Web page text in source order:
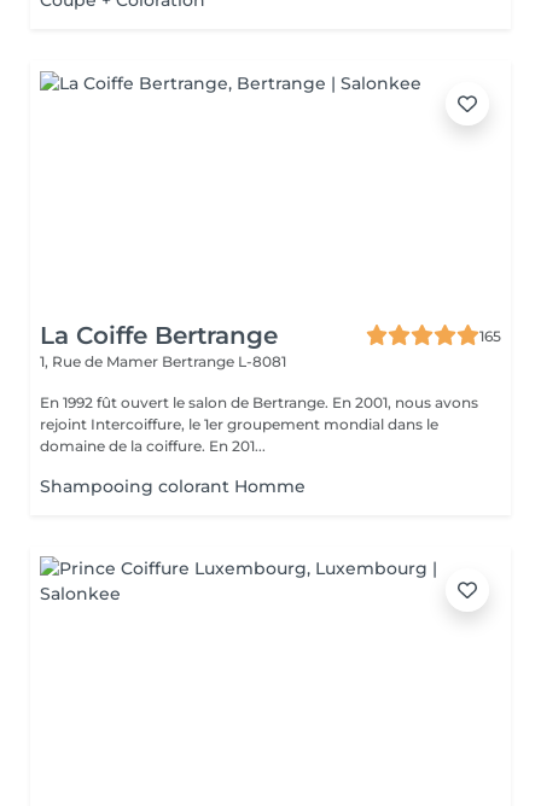
La Coiffe Bertrange
165
1, Rue de Mamer Bertrange L-8081
En 1992 fût ouvert le salon de Bertrange. En 2001, nous avons
rejoint Intercoiffure, le 1er groupement mondial dans le
domaine de la coiffure. En 201...
Shampooing colorant Homme